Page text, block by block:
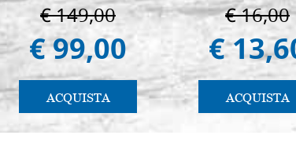
€ 149,00
€ 99,00
ACQUISTA
€ 16,00
€
ACQUISTA